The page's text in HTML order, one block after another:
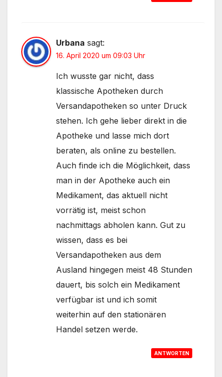
Urbana sagt:
16. April 2020 um 09:03 Uhr
Ich wusste gar nicht, dass
klassische Apotheken durch
Versandapotheken so unter Druck
stehen. Ich gehe lieber direkt in die
Apotheke und lasse mich dort
beraten, als online zu bestellen.
Auch finde ich die Möglichkeit, dass
man in der Apotheke auch ein
Medikament, das aktuell nicht
vorrätig ist, meist schon
nachmittags abholen kann. Gut zu
wissen, dass es bei
Versandapotheken aus dem
Ausland hingegen meist 48 Stunden
dauert, bis solch ein Medikament
verfügbar ist und ich somit
weiterhin auf den stationären
Handel setzen werde.
ANTWORTEN